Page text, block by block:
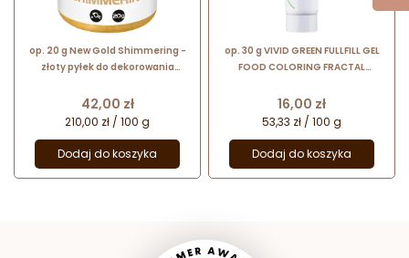
op. 20 g New Gold Shimmering -
złoty pyłek do dekorowania
cukierniczych - nr. kat. WS-P-155-
N Food Colours
Cena
42,00 zł
210,00 zł / 100 g
Dodaj do koszyka
op. 30 g VIVID GREEN FULLFILL GEL
FOOD COLORING FRACTAL
żelu - jaskrawy zielony
Cena
16,00 zł
53,33 zł / 100 g
Dodaj do koszyka